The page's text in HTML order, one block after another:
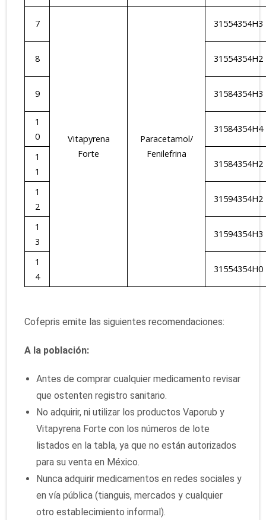
7
Vitapyrena
Forte
Paracetamol/
Fenilefrina
31554354H3
8 31554354H2
9 31584354H3
1
0
31584354H4
1
1
31584354H2
1
2
31594354H2
1
3
31594354H3
1
4
31554354H0
Cofepris emite las siguientes recomendaciones:
A la población:
Antes de comprar cualquier medicamento revisar
que ostenten registro sanitario.
No adquirir, ni utilizar los productos Vaporub y
Vitapyrena Forte con los números de lote
listados en la tabla, ya que no están autorizados
para su venta en México.
Nunca adquirir medicamentos en redes sociales y
en vía pública (tianguis, mercados y cualquier
otro establecimiento informal).